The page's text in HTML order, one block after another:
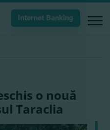
Internet Banking
o nouă
Taraclia